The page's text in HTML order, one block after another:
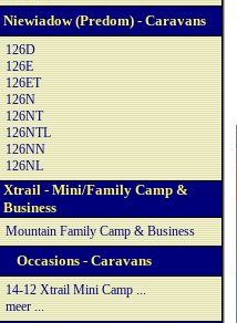
Niewiadow (Predom) - Caravans
126D
126E
126ET
126N
126NT
126NTL
126NN
126NL
Xtrail - Mini/Family Camp &
Business
Mountain Family Camp & Business
Occasions - Caravans
14-12 Xtrail Mini Camp ...
meer ...